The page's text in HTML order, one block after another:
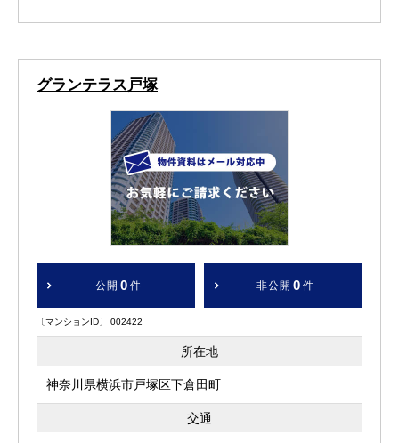
グランテラス戸塚
公開 0 件 非公開 0 件
〔マンションID〕 002422
所在地
神奈川県横浜市戸塚区下倉田町
交通